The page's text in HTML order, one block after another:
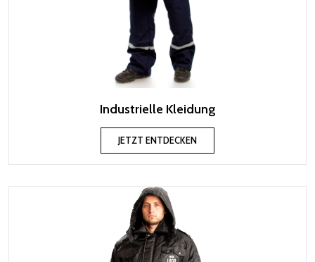
Industrielle Kleidung
JETZT ENTDECKEN